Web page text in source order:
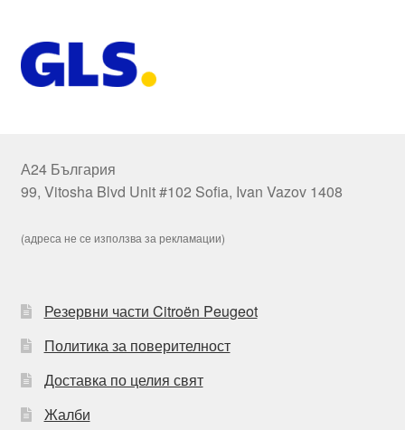
А24 България
99, Vitosha Blvd Unit #102 Sofia, Ivan Vazov 1408
(адреса не се използва за рекламации)
Резервни части Citroën Peugeot
Политика за поверителност
Доставка по целия свят
Жалби